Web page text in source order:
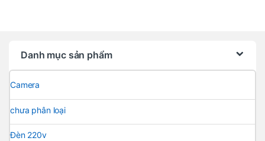
Danh mục sản phẩm
Camera
chưa phân loại
Đèn 220v